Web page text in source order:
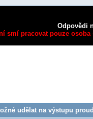
Odpovědi
smí pracovat pouze
udělat na výstupu